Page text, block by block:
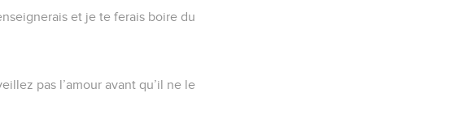
et je te ferais boire du
pas l’amour avant qu’il ne le